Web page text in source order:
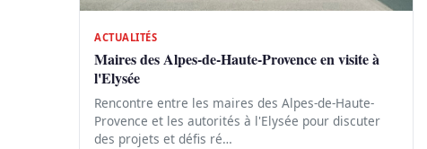
ACTUALITÉS
Maires des Alpes-de-Haute-Provence en visite à
l'Elysée
Rencontre entre les maires des Alpes-de-Haute-
Provence et les autorités à l'Elysée pour discuter
des projets et défis ré…